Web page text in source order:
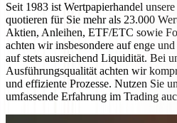
Seit 1983 ist Wertpapierhandel
quotieren für Sie mehr als 23.000
Aktien, Anleihen, ETF/ETC sowie
achten wir insbesondere auf enge
auf stets ausreichend Liquidität. Bei
Ausführungsqualität achten wir
und effiziente Prozesse. Nutzen Sie
umfassende Erfahrung im Trading